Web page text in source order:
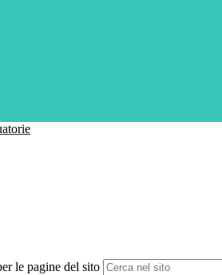
le pagine del sito